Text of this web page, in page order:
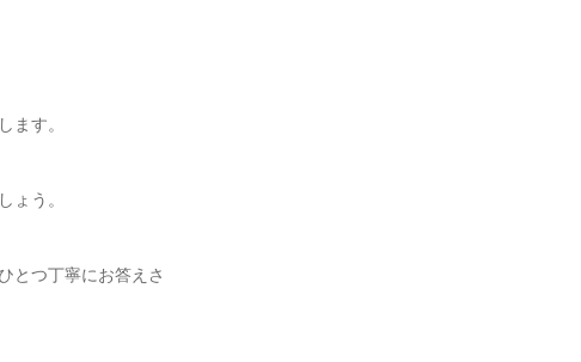
ます。
ょう。
とつ丁寧にお答えさ